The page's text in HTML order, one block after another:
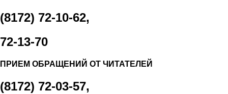
(8172) 72-10-62,
72-13-70
ПРИЕМ ОБРАЩЕНИЙ ОТ ЧИТАТЕЛЕЙ
(8172) 72-03-57,